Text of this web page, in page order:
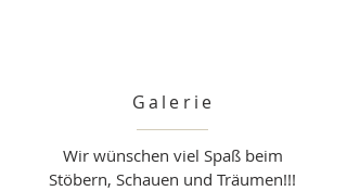
Galerie
Wir wünschen viel Spaß beim
Stöbern, Schauen und Träumen!!!